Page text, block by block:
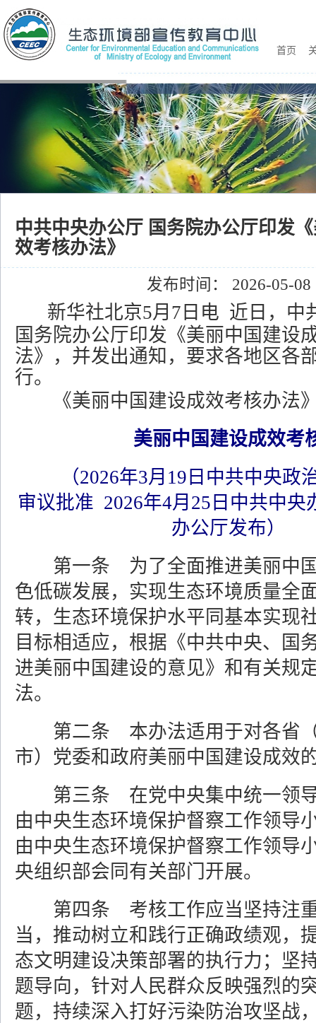
首页
中共中央办公厅 国务院办公厅印发
效考核办法》
发布时间： 2026-05-08
新华社北京5月7日电 近日，中
国务院办公厅印发《美丽中国建设
法》，并发出通知，要求各地区各
行。
《美丽中国建设成效考核办法
美丽中国建设成效考
（2026年3月19日中共中央政
审议批准 2026年4月25日中共中央
办公厅发布）
第一条 为了全面推进美丽中
色低碳发展，实现生态环境质量全
转，生态环境保护水平同基本实现
目标相适应，根据《中共中央、国
进美丽中国建设的意见》和有关规
法。
第二条 本办法适用于对各省
市）党委和政府美丽中国建设成效
第三条 在党中央集中统一领
由中央生态环境保护督察工作领导
由中央生态环境保护督察工作领导
央组织部会同有关部门开展。
第四条 考核工作应当坚持注
当，推动树立和践行正确政绩观，
态文明建设决策部署的执行力；坚
题导向，针对人民群众反映强烈的
题，持续深入打好污染防治攻坚战